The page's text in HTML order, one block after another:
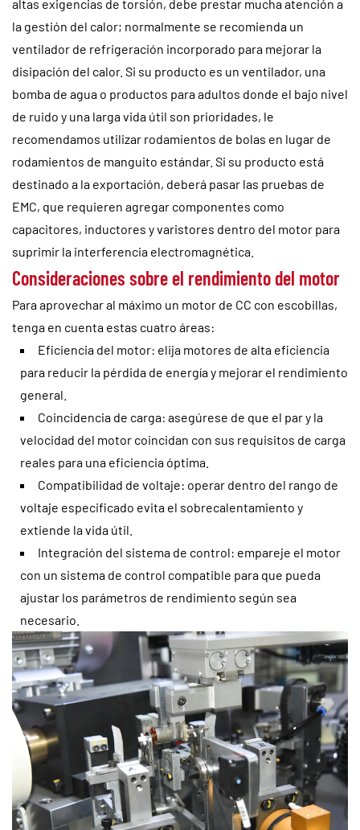
altas exigencias de torsión, debe prestar mucha atención a
la gestión del calor; normalmente se recomienda un
ventilador de refrigeración incorporado para mejorar la
disipación del calor. Si su producto es un ventilador, una
bomba de agua o productos para adultos donde el bajo nivel
de ruido y una larga vida útil son prioridades, le
recomendamos utilizar rodamientos de bolas en lugar de
rodamientos de manguito estándar. Si su producto está
destinado a la exportación, deberá pasar las pruebas de
EMC, que requieren agregar componentes como
capacitores, inductores y varistores dentro del motor para
suprimir la interferencia electromagnética.
Consideraciones sobre el rendimiento del motor
Para aprovechar al máximo un motor de CC con escobillas,
tenga en cuenta estas cuatro áreas:
Eficiencia del motor: elija motores de alta eficiencia
para reducir la pérdida de energía y mejorar el rendimiento
general.
Coincidencia de carga: asegúrese de que el par y la
velocidad del motor coincidan con sus requisitos de carga
reales para una eficiencia óptima.
Compatibilidad de voltaje: operar dentro del rango de
voltaje especificado evita el sobrecalentamiento y
extiende la vida útil.
Integración del sistema de control: empareje el motor
con un sistema de control compatible para que pueda
ajustar los parámetros de rendimiento según sea
necesario.